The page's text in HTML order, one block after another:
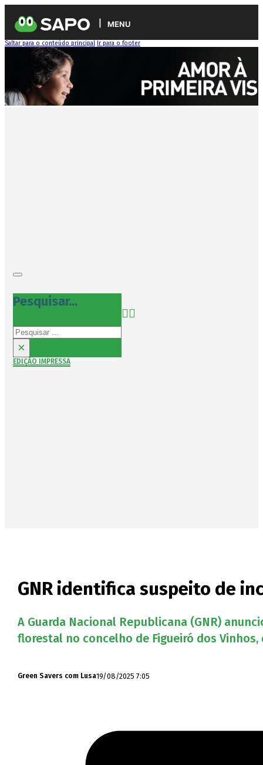
MENU
Saltar para o conteúdo principal Ir para o footer
Pesquisar...
Pesquisar
×
EDIÇÃO IMPRESSA
GNR identifica suspeito de
A Guarda Nacional Republicana (GNR)
florestal no concelho de Figueiró dos
Green Savers com Lusa19/08/2025 7:05